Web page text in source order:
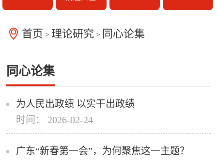
首页 > 理论研究 > 同心论集
同心论集
为人民出政绩 以实干出政绩
时间： 2026-02-24
广东“新春第一会”，为何聚焦这一主题？